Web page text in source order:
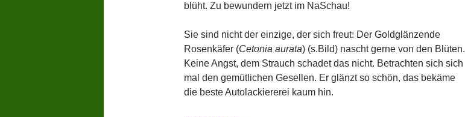
blüht. Zu bewundern jetzt im NaSchau!
Sie sind nicht der einzige, der sich freut: Der Goldglänzende
Rosenkäfer (Cetonia aurata) (s.Bild) nascht gerne von den Blüten.
Keine Angst, dem Strauch schadet das nicht. Betrachten sich sich
mal den gemütlichen Gesellen. Er glänzt so schön, das bekäme
die beste Autolackiererei kaum hin.